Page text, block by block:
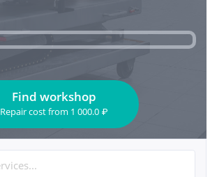
Find workshop
Repair costfrom 1 000.0 ₽